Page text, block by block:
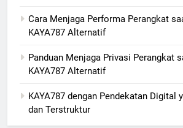
Cara Menjaga Performa Perangkat
KAYA787 Alternatif
Panduan Menjaga Privasi Perangkat
KAYA787 Alternatif
KAYA787 dengan Pendekatan Digital
dan Terstruktur